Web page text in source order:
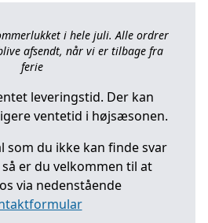
i hele juli. Alle ordrer
afsendt, når vi er tilbage fra
ferie
leveringstid. Der kan
ventetid i højsæsonen.
som du ikke kan finde svar
så er du velkommen til at
via nedenstående